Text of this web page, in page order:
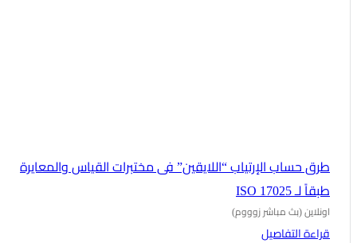
طرق حساب الإرتياب “اللايقين” فى مختبرات القياس والمعايرة
طبقاً لـ ISO 17025
اونلاين (بث مباشر زوووم)
قراءة التفاصيل